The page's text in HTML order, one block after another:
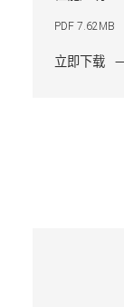
PDF 7.62MB
立即下载